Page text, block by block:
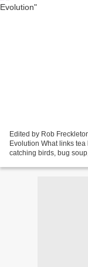
Edited by Rob
Evolution What links
catching birds, bug